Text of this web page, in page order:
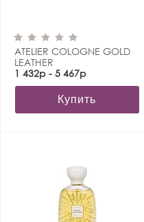
ATELIER COLOGNE GOLD
LEATHER
1 432р - 5 467р
Купить